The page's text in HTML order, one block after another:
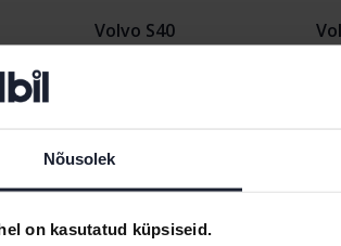
Nõusolek
on kasutatud küpsiseid.
Volvo S40